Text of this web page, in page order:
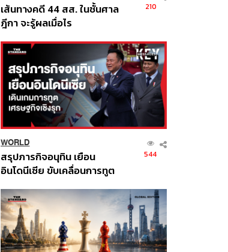
เส้นทางคดี 44 สส. ในชั้นศาล
ฎีกา จะรู้ผลเมื่อไร
210
WORLD
สรุปภารกิจอนุทิน เยือน
อินโดนีเซีย ขับเคลื่อนการทูต
ส่วนยุทธศาสตร์ไทย –
อินโดนีเซีย
544